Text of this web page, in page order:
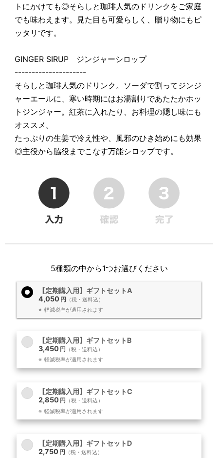
トにかけても◎そらしと珈琲人気のドリンクをご家庭
でも味わえます。見た目も可愛らしく、贈り物にもピ
ッタリです。
GINGER SIRUP ジンジャーシロップ
---------------------
そらしと珈琲人気のドリンク。ソーダで割ってジンジ
ャーエールに、寒い時期にはお湯割りであたたかホッ
トジンジャー。紅茶に入れたり、お料理の隠し味にも
オススメ。
たっぷりの生姜で冷え性や、風邪のひき始めにも効果